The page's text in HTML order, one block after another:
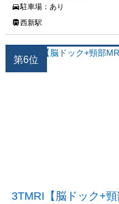
駐車場： あり
西新駅
第6位
3TMRI【脳ドック+